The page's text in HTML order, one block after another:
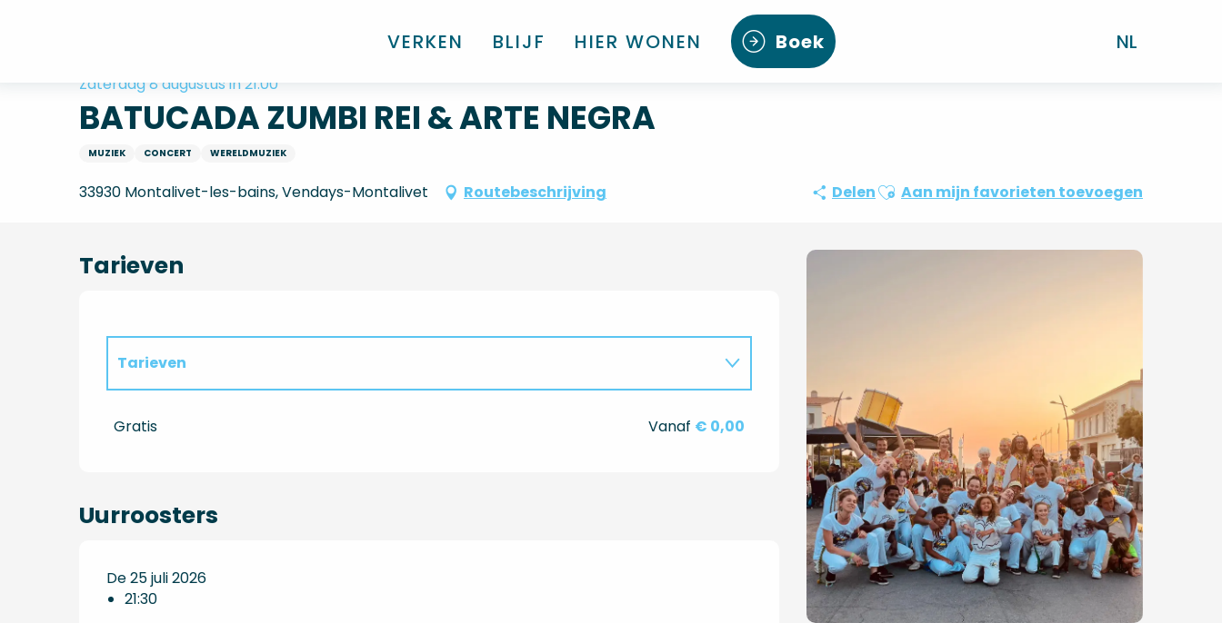
NL
VERKEN BLIJF HIER WONEN Boek
Zaterdag 8 augustus in 21:00
BATUCADA ZUMBI REI & ARTE NEGRA
MUZIEK CONCERT WERELDMUZIEK
33930 Montalivet-les-bains, Vendays-Montalivet Routebeschrijving DelenAjouter aux favoris
Aan mijn favorieten toevoegen
Tarieven
Tarieven
Tarieven 2027
Gratis Vanaf € 0,00
Uurroosters
De 25 juli 2026
21:30